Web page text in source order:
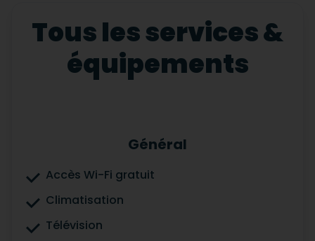
Tous les services &
équipements
Général
Accès Wi-Fi gratuit
Climatisation
Télévision